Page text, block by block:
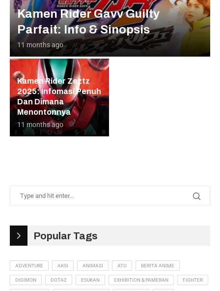
Kamen Rider Gavv Guilty
Parfait: Info & Sinopsis
11 months ago
Kamen Rider Zeztz
2025: Infomasi Penuh
Dan Dimana
Menontonnya
11 months ago
Popular Tags
ADVENTURE AKSI ANIMASI ATO BERITA ANIME
DIGIMON DOTA2 ESUKAN EXHIBITION & PAMERAN FIGHTER